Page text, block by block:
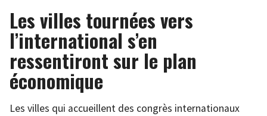
Les villes tournées vers
l’international s’en
ressentiront sur le plan
économique
Les villes qui accueillent des congrès internationaux